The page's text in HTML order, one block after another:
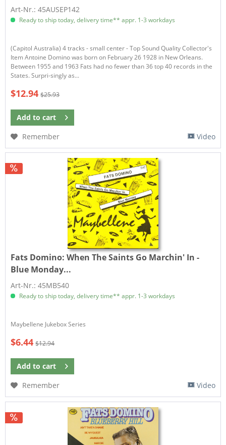
Art-Nr.: 45AUSEP142
Ready to ship today, delivery time** appr. 1-3 workdays
(Capitol Australia) 4 tracks - small center - Top Sound Quality Collector's
Item Antoine Domino was born on February 26 1928 in New Orleans.
Between 1955 and 1963 Fats had no fewer than 36 top 40 records in the
States. Surpri-singly as...
$12.94 $25.93
Add to cart
Remember
Video
Fats Domino: When The Saints Go Marchin' In -
Blue Monday...
Art-Nr.: 45MB540
Ready to ship today, delivery time** appr. 1-3 workdays
​Maybellene Jukebox Series
$6.44 $12.94
Add to cart
Remember
Video